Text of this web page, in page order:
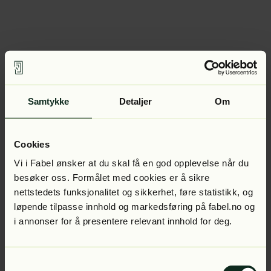
Samtykke Detaljer Om
Cookies
Vi i Fabel ønsker at du skal få en god opplevelse når du
besøker oss. Formålet med cookies er å sikre
nettstedets funksjonalitet og sikkerhet, føre statistikk, og
løpende tilpasse innhold og markedsføring på fabel.no og
i annonser for å presentere relevant innhold for deg.